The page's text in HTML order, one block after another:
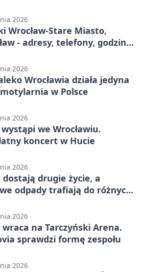
2026
Wrocław-Stare Miasto,
- adresy, telefony, godziny
2026
Wrocławia działa jedyna
w Polsce
2026
wystąpi we Wrocławiu.
koncert w Hucie
2026
dostają drugie życie, a
odpady trafiają do różnych
2026
wraca na Tarczyński Arena.
sprawdzi formę zespołu
2026